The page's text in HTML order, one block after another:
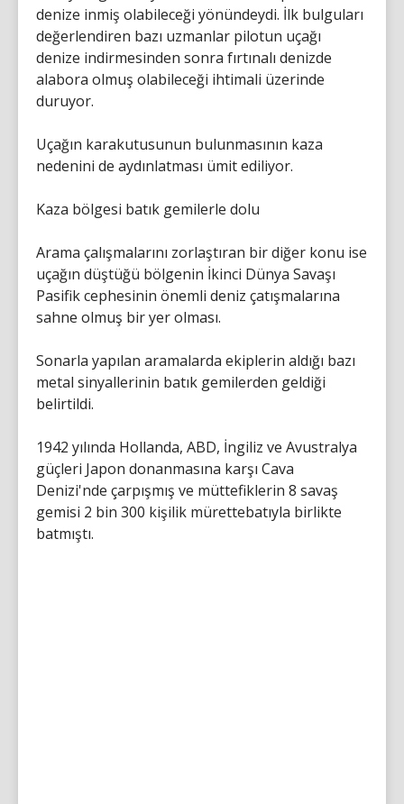
denize inmiş olabileceği yönündeydi. İlk bulguları
değerlendiren bazı uzmanlar pilotun uçağı
denize indirmesinden sonra fırtınalı denizde
alabora olmuş olabileceği ihtimali üzerinde
duruyor.
Uçağın karakutusunun bulunmasının kaza
nedenini de aydınlatması ümit ediliyor.
Kaza bölgesi batık gemilerle dolu
Arama çalışmalarını zorlaştıran bir diğer konu ise
uçağın düştüğü bölgenin İkinci Dünya Savaşı
Pasifik cephesinin önemli deniz çatışmalarına
sahne olmuş bir yer olması.
Sonarla yapılan aramalarda ekiplerin aldığı bazı
metal sinyallerinin batık gemilerden geldiği
belirtildi.
1942 yılında Hollanda, ABD, İngiliz ve Avustralya
güçleri Japon donanmasına karşı Cava
Denizi'nde çarpışmış ve müttefiklerin 8 savaş
gemisi 2 bin 300 kişilik mürettebatıyla birlikte
batmıştı.